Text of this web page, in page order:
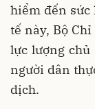
hiểm đến sức
tế này, Bộ
lực lượng chủ
người dân
dịch.